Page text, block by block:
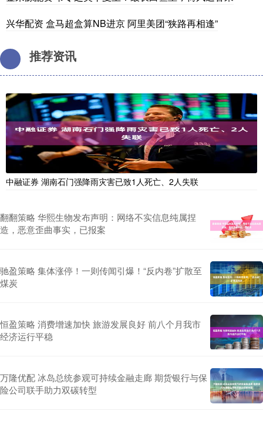
兴华配资 盒马超盒算NB进京 阿里美团“狭路再相逢”
推荐资讯
中融证券 湖南石门强降雨灾害已致1人死亡、2人失联
翻翻策略 华熙生物发布声明：网络不实信息纯属捏
造，恶意歪曲事实，已报案
驰盈策略 集体涨停！一则传闻引爆！“反内卷”扩散至
煤炭
恒盈策略 消费增速加快 旅游发展良好 前八个月我市
经济运行平稳
万隆优配 冰岛总统参观可持续金融走廊 期货银行与保
险公司联手助力双碳转型